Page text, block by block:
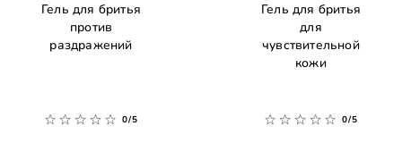
Гель для бритья
против
раздражений
0/5
Гель для бритья
для
чувствительной
кожи
0/5